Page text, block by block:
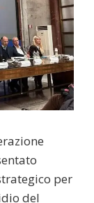
per
del